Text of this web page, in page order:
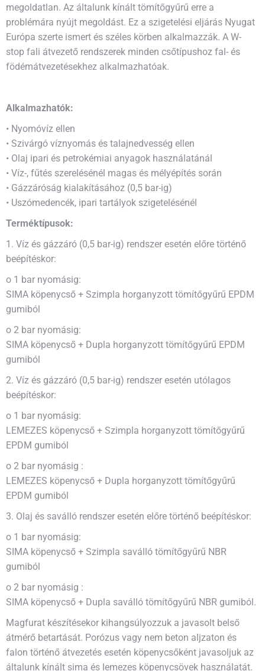
megoldatlan. Az általunk kínált tömítőgyűrű erre a
problémára nyújt megoldást. Ez a szigetelési eljárás Nyugat
Európa szerte ismert és széles körben alkalmazzák. A W-
stop fali átvezető rendszerek minden csőtípushoz fal- és
födémátvezetésekhez alkalmazhatóak.
Alkalmazhatók:
• Nyomóvíz ellen
• Szivárgó víznyomás és talajnedvesség ellen
• Olaj ipari és petrokémiai anyagok használatánál
• Víz-, fűtés szerelésénél magas és mélyépítés során
• Gázzáróság kialakításához (0,5 bar-ig)
• Uszómedencék, ipari tartályok szigetelésénél
Terméktípusok:
1. Víz és gázzáró (0,5 bar-ig) rendszer esetén előre történő
beépítéskor:
o 1 bar nyomásig:
SIMA köpenycső + Szimpla horganyzott tömítőgyűrű EPDM
gumiból
o 2 bar nyomásig:
SIMA köpenycső + Dupla horganyzott tömítőgyűrű EPDM
gumiból
2. Víz és gázzáró (0,5 bar-ig) rendszer esetén utólagos
beépítéskor:
o 1 bar nyomásig:
LEMEZES köpenycső + Szimpla horganyzott tömítőgyűrű
EPDM gumiból
o 2 bar nyomásig :
LEMEZES köpenycső + Dupla horganyzott tömítőgyűrű
EPDM gumiból
3. Olaj és saválló rendszer esetén előre történő beépítéskor:
o 1 bar nyomásig:
SIMA köpenycső + Szimpla saválló tömítőgyűrű NBR
gumiból
o 2 bar nyomásig :
SIMA köpenycső + Dupla saválló tömítőgyűrű NBR gumiból.
Magfurat készítésekor kihangsúlyozzuk a javasolt belső
átmérő betartását. Porózus vagy nem beton aljzaton és
falon történő átvezetés esetén köpenycsőként javasoljuk az
általunk kínált sima és lemezes köpenycsövek használatát.